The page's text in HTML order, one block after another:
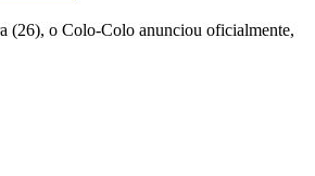
(26), o Colo-Colo anunciou oficialmente,